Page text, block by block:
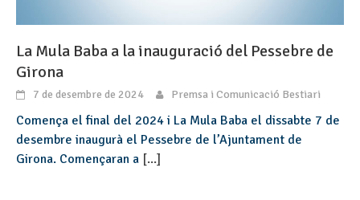
La Mula Baba a la inauguració del Pessebre de
Girona
7 de desembre de 2024 Premsa i Comunicació Bestiari
Comença el final del 2024 i La Mula Baba el dissabte 7 de
desembre inaugurà el Pessebre de l’Ajuntament de
Girona. Començaran a [...]